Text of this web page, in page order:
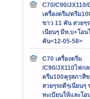
C70/C90/JX110/
เครื่องดรีม/ดรีม
ขาว 11 คัน สวยๆ
เนียนๆ มีท.บ+โอน
คัน<12-05-58>
C70 เครื่องดรีม
/C90/JX110ไฟก
ดรีม100คุรุสภาสี
สวยๆรถดีๆเนียนๆ
ทะเบียนให้และโอ